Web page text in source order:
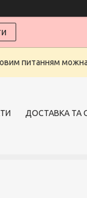
питанням
ДОСТАВКА ТА